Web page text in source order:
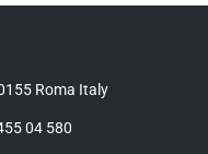
Roma Italy
04 580